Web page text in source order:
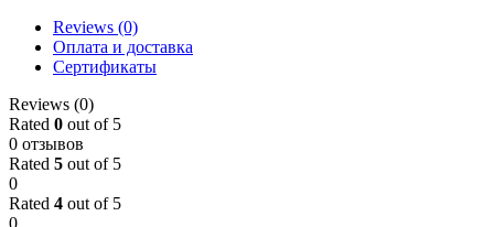
Reviews (0)
Оплата и доставка
Сертификаты
Reviews (0)
Rated 0 out of 5
0 отзывов
Rated 5 out of 5
0
Rated 4 out of 5
0